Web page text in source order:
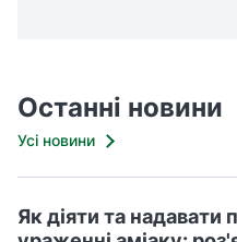
Останні новини
Усі новини
Як діяти та